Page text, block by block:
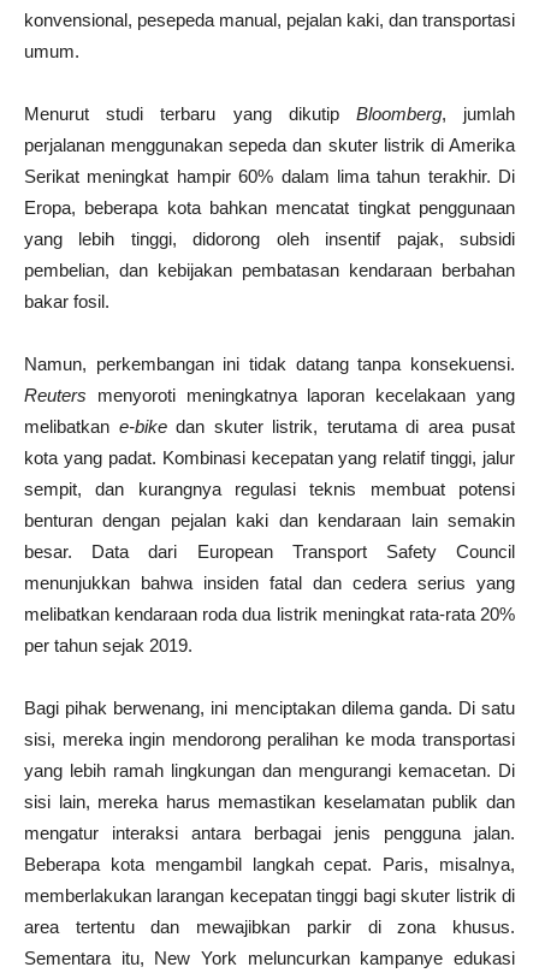
konvensional, pesepeda manual, pejalan kaki, dan transportasi
umum.
Menurut studi terbaru yang dikutip Bloomberg, jumlah
perjalanan menggunakan sepeda dan skuter listrik di Amerika
Serikat meningkat hampir 60% dalam lima tahun terakhir. Di
Eropa, beberapa kota bahkan mencatat tingkat penggunaan
yang lebih tinggi, didorong oleh insentif pajak, subsidi
pembelian, dan kebijakan pembatasan kendaraan berbahan
bakar fosil.
Namun, perkembangan ini tidak datang tanpa konsekuensi.
Reuters menyoroti meningkatnya laporan kecelakaan yang
melibatkan e-bikedan skuter listrik, terutama di area pusat
kota yang padat. Kombinasi kecepatan yang relatif tinggi, jalur
sempit, dan kurangnya regulasi teknis membuat potensi
benturan dengan pejalan kaki dan kendaraan lain semakin
besar. Data dari European Transport Safety Council
menunjukkan bahwa insiden fatal dan cedera serius yang
melibatkan kendaraan roda dua listrik meningkat rata-rata 20%
per tahun sejak 2019.
Bagi pihak berwenang, ini menciptakan dilema ganda. Di satu
sisi, mereka ingin mendorong peralihan ke moda transportasi
yang lebih ramah lingkungan dan mengurangi kemacetan. Di
sisi lain, mereka harus memastikan keselamatan publik dan
mengatur interaksi antara berbagai jenis pengguna jalan.
Beberapa kota mengambil langkah cepat. Paris, misalnya,
memberlakukan larangan kecepatan tinggi bagi skuter listrik di
area tertentu dan mewajibkan parkir di zona khusus.
Sementara itu, New York meluncurkan kampanye edukasi